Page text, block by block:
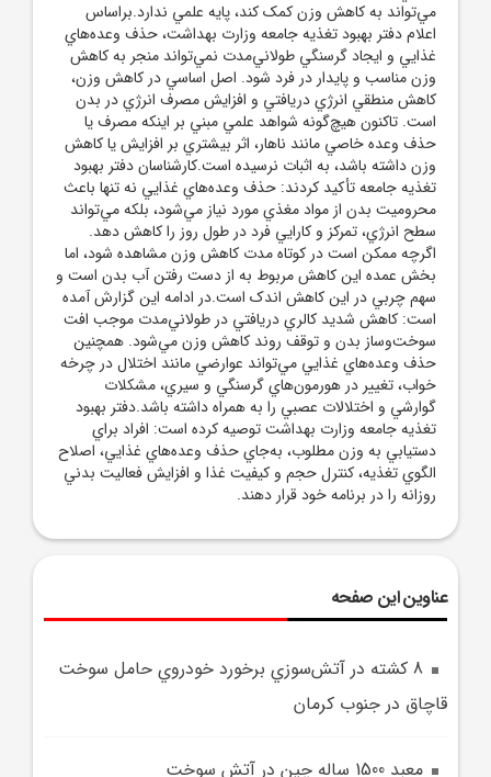
مي‌تواند به کاهش وزن کمک کند، پايه علمي ندارد.براساس
اعلام دفتر بهبود تغذيه جامعه وزارت بهداشت، حذف وعده‌هاي
غذايي و ايجاد گرسنگي طولاني‌مدت نمي‌تواند منجر به کاهش
وزن مناسب و پايدار در فرد شود. اصل اساسي در کاهش وزن،
کاهش منطقي انرژي دريافتي و افزايش مصرف انرژي در بدن
است. تاکنون هيچ‌گونه شواهد علمي مبني بر اينکه مصرف يا
حذف وعده خاصي مانند ناهار، اثر بيشتري بر افزايش يا کاهش
وزن داشته باشد، به اثبات نرسيده است.کارشناسان دفتر بهبود
تغذيه جامعه تأکيد کردند: حذف وعده‌هاي غذايي نه تنها باعث
محروميت بدن از مواد مغذي مورد نياز مي‌شود، بلکه مي‌تواند
سطح انرژي، تمرکز و کارايي فرد در طول روز را کاهش دهد.
اگرچه ممکن است در کوتاه مدت کاهش وزن مشاهده شود، اما
بخش عمده اين کاهش مربوط به از دست رفتن آب بدن است و
سهم چربي در اين کاهش اندک است.در ادامه اين گزارش آمده
است: کاهش شديد کالري دريافتي در طولاني‌مدت موجب افت
سوخت‌وساز بدن و توقف روند کاهش وزن مي‌شود. همچنين
حذف وعده‌هاي غذايي مي‌تواند عوارضي مانند اختلال در چرخه
خواب، تغيير در هورمون‌هاي گرسنگي و سيري، مشکلات
گوارشي و اختلالات عصبي را به همراه داشته باشد.دفتر بهبود
تغذيه جامعه وزارت بهداشت توصيه کرده است: افراد براي
دستيابي به وزن مطلوب، به‌جاي حذف وعده‌هاي غذايي، اصلاح
الگوي تغذيه، کنترل حجم و کيفيت غذا و افزايش فعاليت بدني
روزانه را در برنامه خود قرار دهند.
عناوین این صفحه
8 کشته در آتش‌سوزي برخورد خودروي حامل سوخت
قاچاق در جنوب کرمان
معبد 1500 ساله چين در آتش سوخت